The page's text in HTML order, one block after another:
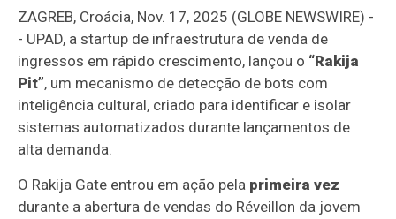
ZAGREB, Croácia, Nov. 17, 2025 (GLOBE NEWSWIRE) -
- UPAD, a startup de infraestrutura de venda de
ingressos em rápido crescimento, lançou o “Rakija
Pit”, um mecanismo de detecção de bots com
inteligência cultural, criado para identificar e isolar
sistemas automatizados durante lançamentos de
alta demanda.
O Rakija Gate entrou em ação pela primeira vez
durante a abertura de vendas do Réveillon da jovem